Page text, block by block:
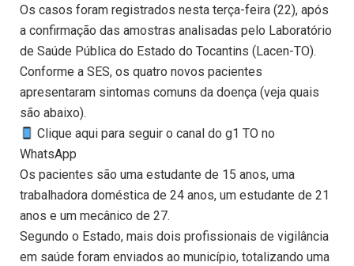
Os casos foram registrados nesta terça-feira (22), após
a confirmação das amostras analisadas pelo Laboratório
de Saúde Pública do Estado do Tocantins (Lacen-TO).
Conforme a SES, os quatro novos pacientes
apresentaram sintomas comuns da doença (veja quais
são abaixo).
Clique aqui para seguir o canal do g1 TO no
WhatsApp
Os pacientes são uma estudante de 15 anos, uma
trabalhadora doméstica de 24 anos, um estudante de 21
anos e um mecânico de 27.
Segundo o Estado, mais dois profissionais de vigilância
em saúde foram enviados ao município, totalizando uma